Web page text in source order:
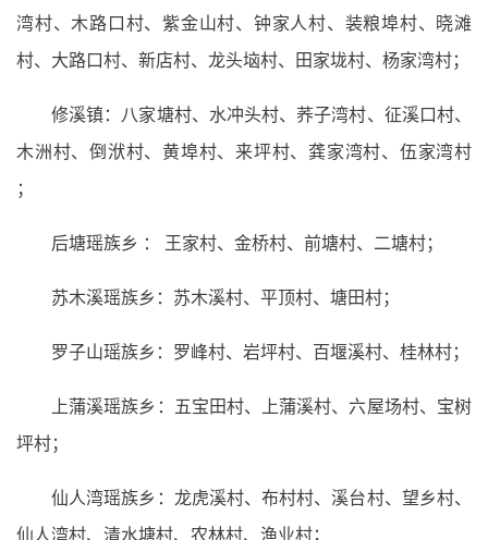
湾村、木路口村、紫金山村、钟家人村、装粮埠村、晓滩
村、大路口村、新店村、龙头垴村、田家垅村、杨家湾村；
修溪镇：八家塘村、水冲头村、荞子湾村、征溪口村、
木洲村、倒洑村、黄埠村、来坪村、龚家湾村、伍家湾村
；
后塘瑶族乡 ： 王家村、金桥村、前塘村、二塘村；
苏木溪瑶族乡：苏木溪村、平顶村、塘田村；
罗子山瑶族乡：罗峰村、岩坪村、百堰溪村、桂林村；
上蒲溪瑶族乡：五宝田村、上蒲溪村、六屋场村、宝树
坪村；
仙人湾瑶族乡：龙虎溪村、布村村、溪台村、望乡村、
仙人湾村、清水塘村、农林村、渔业村；